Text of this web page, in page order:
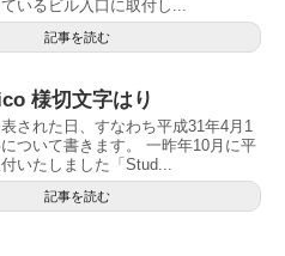
いるビル入口に取付し...
記事を読む
様切文字はり
された日、すなわち平成31年4月1
ついて書きます。 一昨年10月に平
いたしました「Stud...
記事を読む